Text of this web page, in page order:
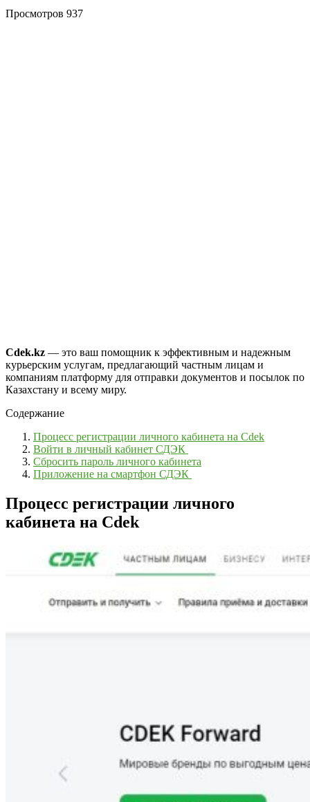
Просмотров 937
Cdek.kz — это ваш помощник к эффективным и надежным
курьерским услугам, предлагающий частным лицам и
компаниям платформу для отправки документов и посылок по
Казахстану и всему миру.
Содержание
Процесс регистрации личного кабинета на Cdek
Войти в личный кабинет СДЭК
Сбросить пароль личного кабинета
Приложение на смартфон СДЭК
Процесс регистрации личного
кабинета на Cdek